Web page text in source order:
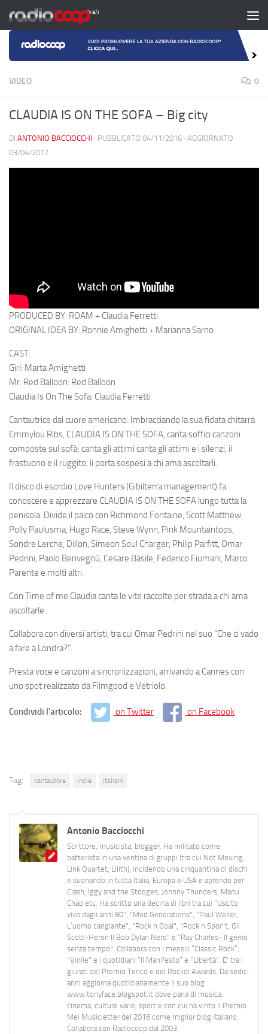
Salta al contenuto
VIDEO 0
CLAUDIA IS ON THE SOFA – Big city
DI ANTONIO BACCIOCCHI · PUBBLICATO 04/11/2016 · AGGIORNATO
03/04/2017
PRODUCED BY: ROAM + Claudia Ferretti
ORIGINAL IDEA BY: Ronnie Amighetti + Marianna Sarno
CAST:
Girl: Marta Amighetti
Mr. Red Balloon: Red Balloon
Claudia Is On The Sofa: Claudia Ferretti
Cantautrice dal cuore americano. Imbracciando la sua fidata chitarra
Emmylou Ribs, CLAUDIA IS ON THE SOFA, canta soffici canzoni
composte sul sofà; canta gli attimi canta gli attimi e i silenzi, il
frastuono e il ruggito, li porta sospesi a chi ama ascoltarli.
Il disco di esordio Love Hunters(Gibilterra management) fa
conoscere e apprezzare CLAUDIA IS ON THE SOFA lungo tutta la
penisola. Divide il palco con Richmond Fontaine, Scott Matthew,
Polly Paulusma, Hugo Race, Steve Wynn, Pink Mountaintops,
Sondre Lerche, Dillon, Simeon Soul Charger, Philip Parfitt, Omar
Pedrini, Paolo Benvegnù, Cesare Basile, Federico Fiumani, Marco
Parente e molti altri.
Con Time of me Claudia canta le vite raccolte per strada a chi ama
ascoltarle .
Collabora con diversi artisti, tra cui Omar Pedrini nel suo “Che ci vado
a fare a Londra?”.
Presta voce e canzoni a sincronizzazioni, arrivando a Cannes con
uno spot realizzato da Filmgood e Vetriolo.
Condividi l'articolo: on Twitter on Facebook
Tag: cantautore indie italiani
Antonio Bacciocchi
Scrittore, musicista, blogger. Ha militato come
batterista in una ventina di gruppi (tra cui Not Moving,
Link Quartet, Lilith), incidendo una cinquantina di dischi
e suonando in tutta Italia, Europa e USA e aprendo per
Clash, Iggy and the Stooges, Johnny Thunders, Manu
Chao etc. Ha scritto una decina di libri tra cui "Uscito
vivo dagli anni 80", "Mod Generations", "Paul Weller,
L’uomo cangiante", "Rock n Goal", "Rock n Spor"t, Gil
Scott-Heron Il Bob Dylan Nero" e "Ray Charles- Il genio
senza tempo". Collabora con i mensili “Classic Rock”,
"Vinile" e i quotidiani “Il Manifesto” e “Libertà”. E' tra i
giurati del Premio Tenco e del Rockol Awards. Da sedici
anni aggiorna quotidianamente il suo blog
www.tonyface.blogspot.it dove parla di musica,
cinema, culture varie, sport e con cui ha vinto il Premio
Mei Musicletter del 2016 come miglior blog italiano.
Collabora con Radiocoop dal 2003.